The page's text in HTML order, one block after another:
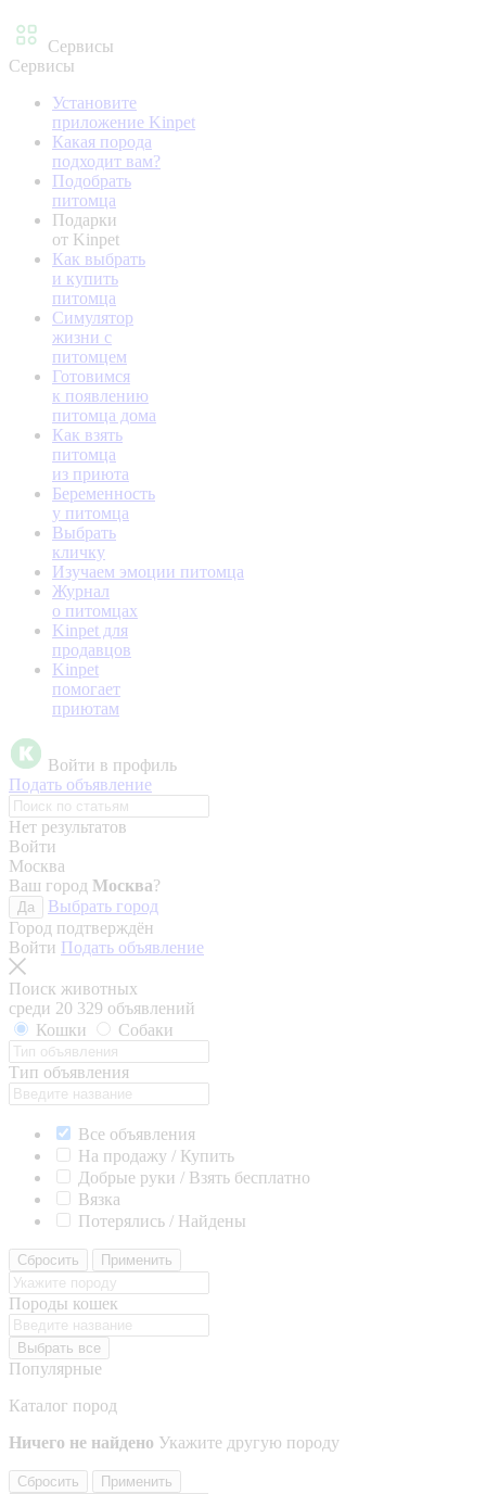
Сервисы
Сервисы
Установите
приложение Kinpet
Какая порода
подходит вам?
Подобрать
питомца
Подарки
от Kinpet
Как выбрать
и купить
питомца
Симулятор
жизни с
питомцем
Готовимся
к появлению
питомца дома
Как взять
питомца
из приюта
Беременность
у питомца
Выбрать
кличку
Изучаем эмоции питомца
Журнал
о питомцах
Kinpet для
продавцов
Kinpet
помогает
приютам
Войти в профиль
Подать объявление
Нет результатов
Войти
Москва
Ваш город Москва?
Да
Выбрать город
Город подтверждён
Войти Подать объявление
Поиск животных
среди 20 329 объявлений
Кошки
Собаки
Тип объявления
Все объявления
На продажу / Купить
Добрые руки / Взять бесплатно
Вязка
Потерялись / Найдены
Сбросить Применить
Породы кошек
Выбрать все
Популярные
Каталог пород
Ничего не найдено Укажите другую породу
Сбросить Применить